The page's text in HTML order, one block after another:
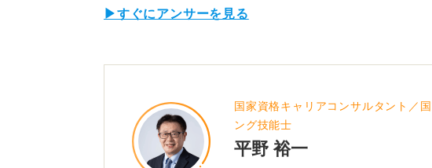
▶すぐにアンサーを見る
国家資格キャリアコンサルタント／
ング技能士
平野 裕一